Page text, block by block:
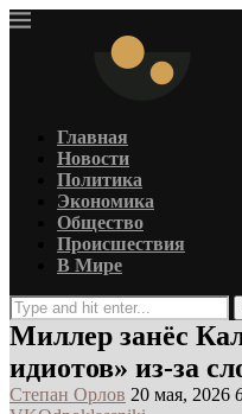
Главная
Новости
Политика
Экономика
Общество
Происшествия
В Мире
Миллер занёс
идиотов» из-за
Степан Орлов 20 мая, 2026